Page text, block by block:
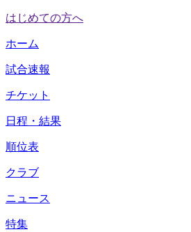
はじめての方へ
ホーム
試合速報
チケット
日程・結果
順位表
クラブ
ニュース
特集